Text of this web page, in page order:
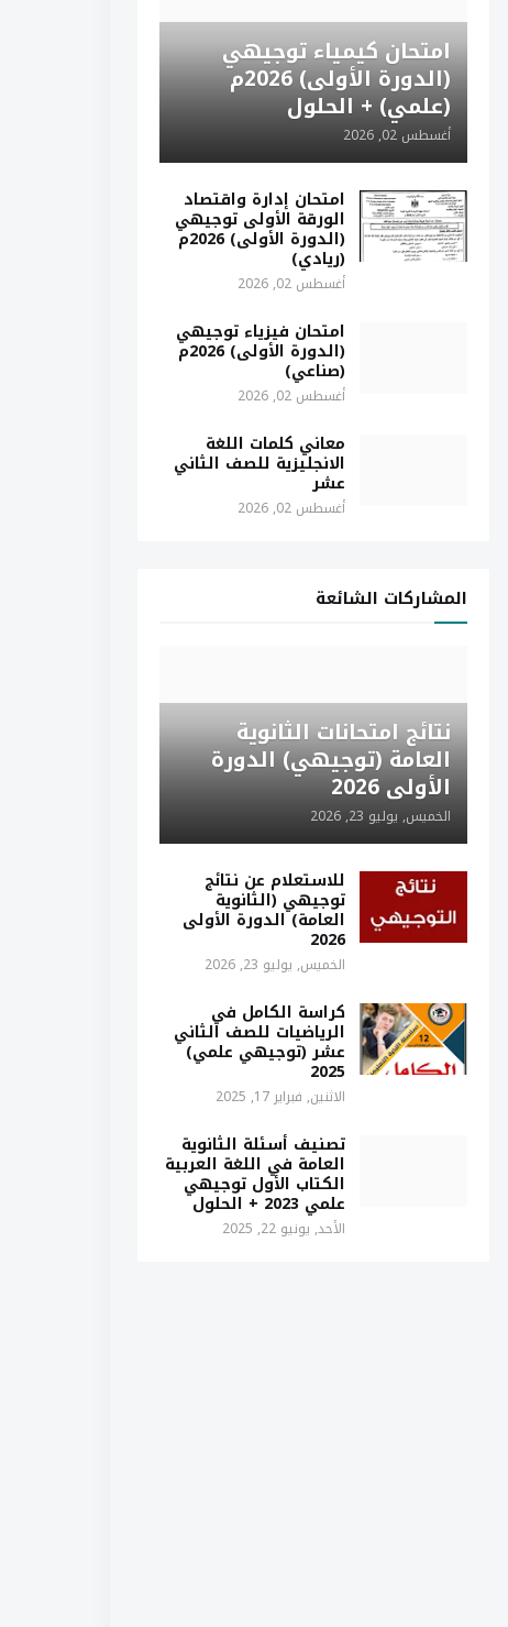
امتحان كيمياء توجيهي
(الدورة الأولى) 2026م
(علمي) + الحلول
أغسطس 02, 2026
امتحان إدارة واقتصاد
الورقة الأولى توجيهي
(الدورة الأولى) 2026م
(ريادي)
أغسطس 02, 2026
امتحان فيزياء توجيهي
(الدورة الأولى) 2026م
(صناعي)
أغسطس 02, 2026
معاني كلمات اللغة
الانجليزية للصف الثاني
عشر
أغسطس 02, 2026
المشاركات الشائعة
نتائج امتحانات الثانوية
العامة (توجيهي) الدورة
الأولى 2026
الخميس, يوليو 23, 2026
للاستعلام عن نتائج
توجيهي (الثانوية
العامة) الدورة الأولى
2026
الخميس, يوليو 23, 2026
كراسة الكامل في
الرياضيات للصف الثاني
عشر (توجيهي علمي)
2025
الاثنين, فبراير 17, 2025
تصنيف أسئلة الثانوية
العامة في اللغة العربية
الكتاب الأول توجيهي
علمي 2023 + الحلول
الأحد, يونيو 22, 2025